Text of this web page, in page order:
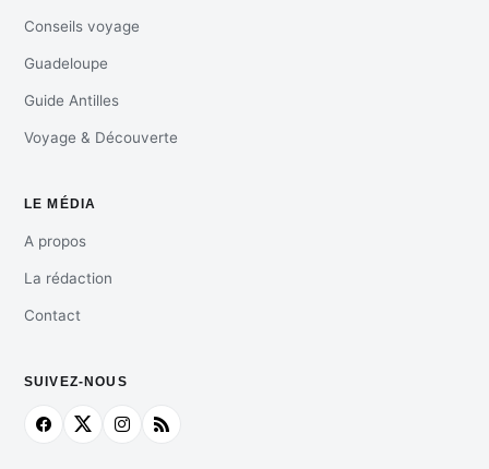
Conseils voyage
Guadeloupe
Guide Antilles
Voyage & Découverte
LE MÉDIA
A propos
La rédaction
Contact
SUIVEZ-NOUS